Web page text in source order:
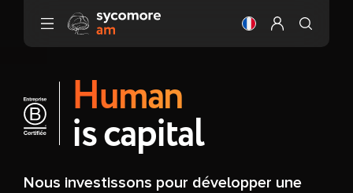
Aller au contenu
Changer laConfigurer
Human
is capital
Nous investissons pour développer une